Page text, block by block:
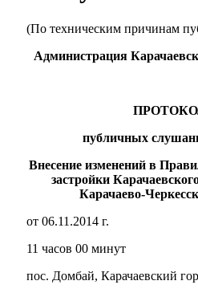
(По техническим причинам
Администрация
публичных
Внесение изменений в
застройки
Карачаево-
от 06.11.2014 г.
11 часов 00 минут
пос. Домбай, Карачаевский